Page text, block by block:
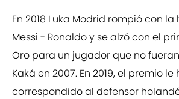
En 2018 Luka Modrid rompió con
Messi - Ronaldo y se alzó con el
Oro para un jugador que no
Kaká en 2007. En 2019, el premio
correspondido al defensor